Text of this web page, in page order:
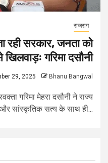
राजराग
रही सरकार, जनता को
गरिमा दसौनी
29, 2025 Bhanu Bangwal
गरिमा मेहरा दसौनी ने राज्य
और सांस्कृतिक सत्य के साथ ही...